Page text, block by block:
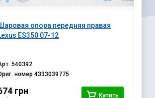
опора передняя правая
ES350 07-12
540392
номер4333039775
грн Купить